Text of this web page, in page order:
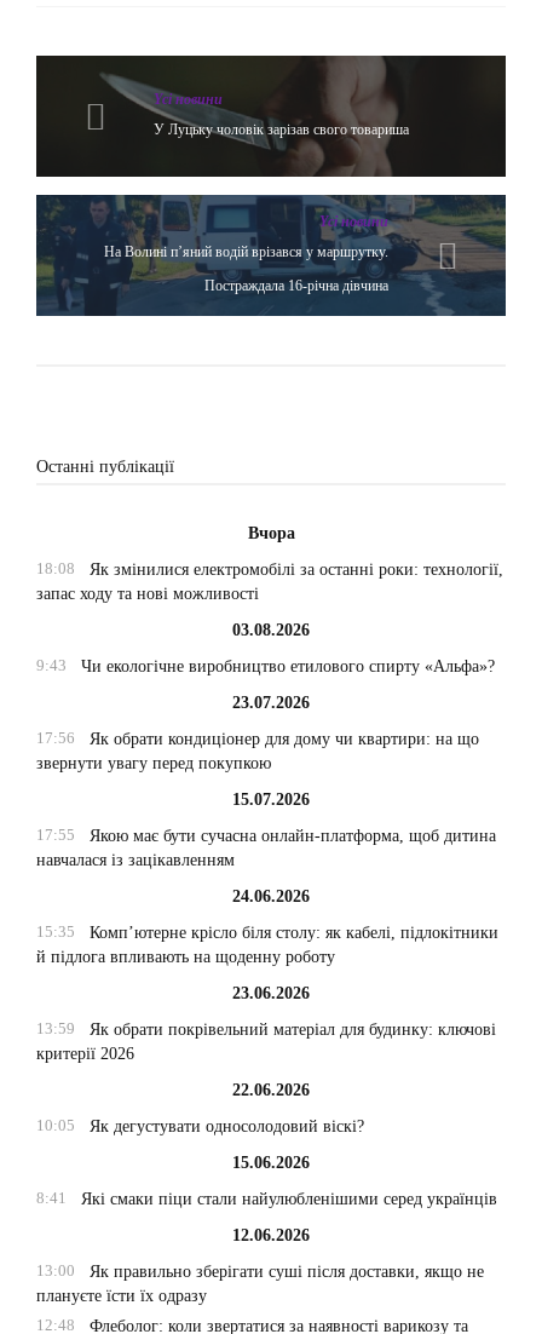
Yсі новини
У Луцьку чоловік зарізав свого товариша
Yсі новини
На Волині п’яний водій врізався у маршрутку.
Постраждала 16-річна дівчина
Останні публікації
Вчора
18:08
Як змінилися електромобілі за останні роки: технології,
запас ходу та нові можливості
03.08.2026
9:43
Чи екологічне виробництво етилового спирту «Альфа»?
23.07.2026
17:56
Як обрати кондиціонер для дому чи квартири: на що
звернути увагу перед покупкою
15.07.2026
17:55
Якою має бути сучасна онлайн-платформа, щоб дитина
навчалася із зацікавленням
24.06.2026
15:35
Комп’ютерне крісло біля столу: як кабелі, підлокітники
й підлога впливають на щоденну роботу
23.06.2026
13:59
Як обрати покрівельний матеріал для будинку: ключові
критерії 2026
22.06.2026
10:05
Як дегустувати односолодовий віскі?
15.06.2026
8:41
Які смаки піци стали найулюбленішими серед українців
12.06.2026
13:00
Як правильно зберігати суші після доставки, якщо не
плануєте їсти їх одразу
12:48
Флеболог: коли звертатися за наявності варикозу та